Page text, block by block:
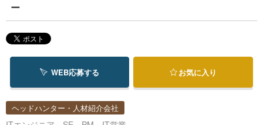
ー
WEB応募する お気に入り
ヘッドハンター・人材紹介会社